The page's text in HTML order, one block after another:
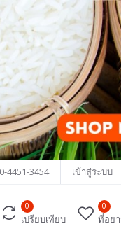
0-4451-3454 เข้าสู่ระบบ
0
เปรียบเทียบ
0
ที่อย